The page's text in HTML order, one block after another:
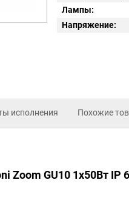
Лампы:
Напряжение:
исполнения Похожие
Zoom GU10 1x50Вт IP